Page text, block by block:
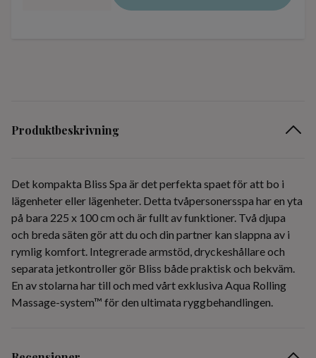
Produktbeskrivning
Det kompakta Bliss Spa är det perfekta spaet för att bo i
lägenheter eller lägenheter. Detta tvåpersonersspa har en yta
på bara 225 x 100 cm och är fullt av funktioner. Två djupa
och breda säten gör att du och din partner kan slappna av i
rymlig komfort. Integrerade armstöd, dryckeshållare och
separata jetkontroller gör Bliss både praktisk och bekväm.
En av stolarna har till och med vårt exklusiva Aqua Rolling
Massage-system™ för den ultimata ryggbehandlingen.